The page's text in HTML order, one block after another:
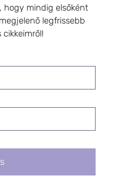
, hogy mindig elsőként
legfrissebb